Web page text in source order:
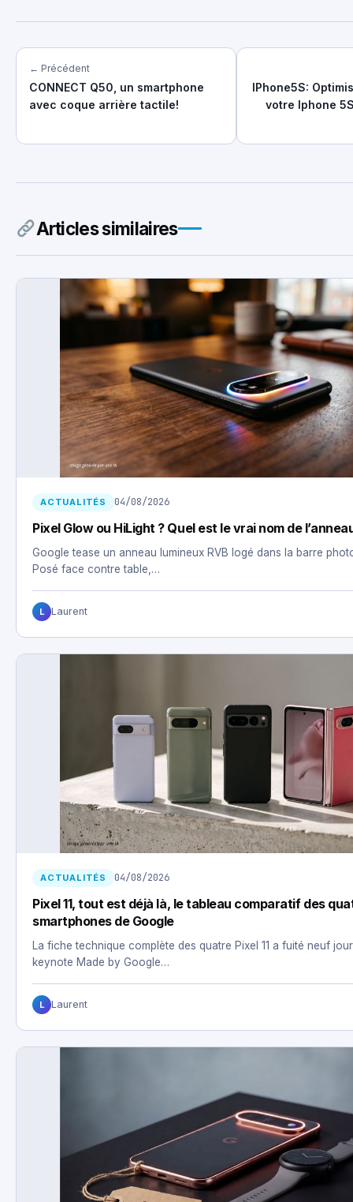
← Précédent
CONNECT Q50, un smartphone
avec coque arrière tactile!
IPhone5S:
votre Iphone
Articles similaires
ACTUALITÉS 04/08/2026
Pixel Glow ou HiLight ? Quel est le vrai nom de
Google tease un anneau lumineux RVB logé dans la barre
Posé face contre table,…
L Laurent
ACTUALITÉS 04/08/2026
Pixel 11, tout est déjà là, le tableau comparatif des
smartphones de Google
La fiche technique complète des quatre Pixel 11 a fuité neuf
keynote Made by Google…
L Laurent